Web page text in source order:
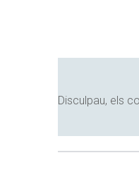
Disculpau, els